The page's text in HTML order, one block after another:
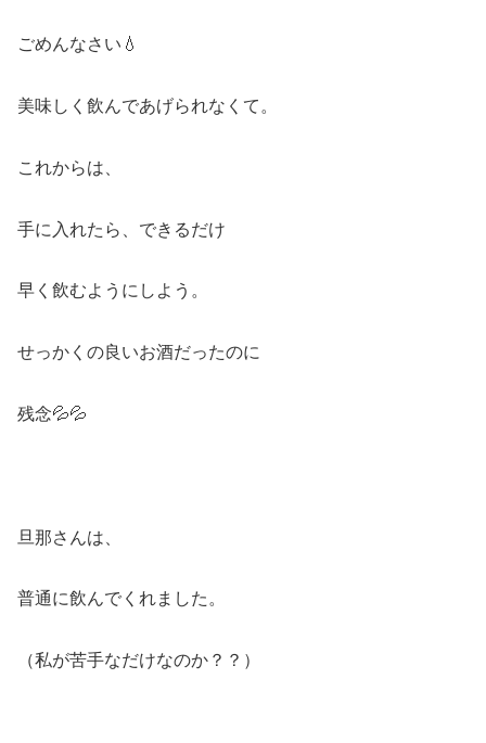
ごめんなさい💧
美味しく飲んであげられなくて。
これからは、
手に入れたら、できるだけ
早く飲むようにしよう。
せっかくの良いお酒だったのに
残念💦💦
旦那さんは、
普通に飲んでくれました。
（私が苦手なだけなのか？？）